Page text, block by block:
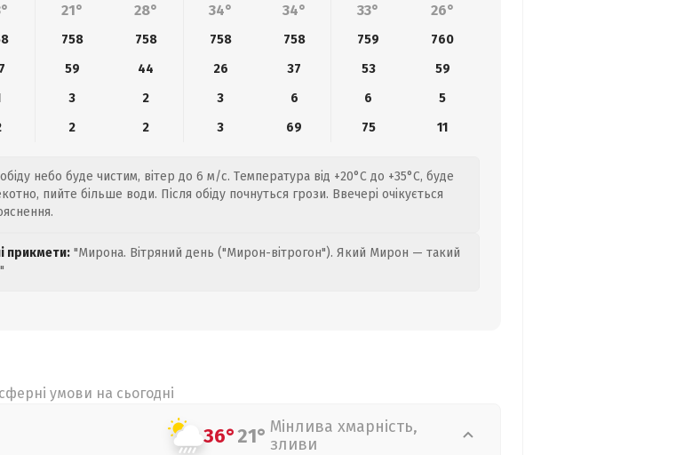
21° 28° 34° 34° 33° 26°
758 758 758 758 759
760
59 44 26 37 53
59
3 2 3 6 6
5
2 2 3 69 75 11
небо буде чистим, вітер до 6 м/с. Температура від +20°C до +35°C, буде
пийте більше води. Після обіду почнуться грози. Ввечері очікується
прикмети: "Мирона. Вітряний день ("Мирон-вітрогон"). Який Мирон — такий
умови на сьогодні
36°21° Мінлива хмарність,
зливи